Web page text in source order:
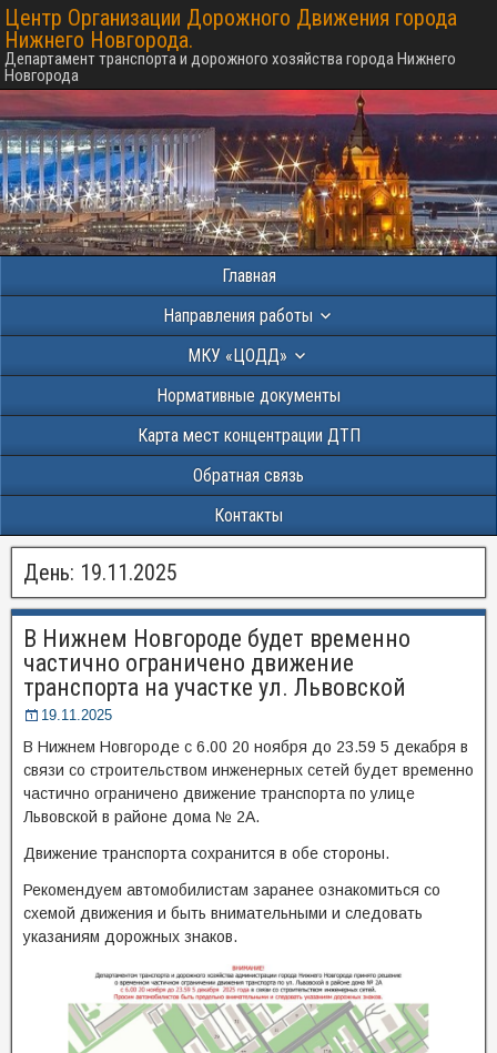
Центр Организации Дорожного Движения города
Нижнего Новгорода.
Департамент транспорта и дорожного хозяйства города Нижнего
Новгорода
Главная
Направления работы
МКУ «ЦОДД»
Нормативные документы
Карта мест концентрации ДТП
Обратная связь
Контакты
День: 19.11.2025
В Нижнем Новгороде будет временно
частично ограничено движение
транспорта на участке ул. Львовской
19.11.2025
В Нижнем Новгороде с 6.00 20 ноября до 23.59 5 декабря в
связи со строительством инженерных сетей будет временно
частично ограничено движение транспорта по улице
Львовской в районе дома № 2А.
Движение транспорта сохранится в обе стороны.
Рекомендуем автомобилистам заранее ознакомиться со
схемой движения и быть внимательными и следовать
указаниям дорожных знаков.